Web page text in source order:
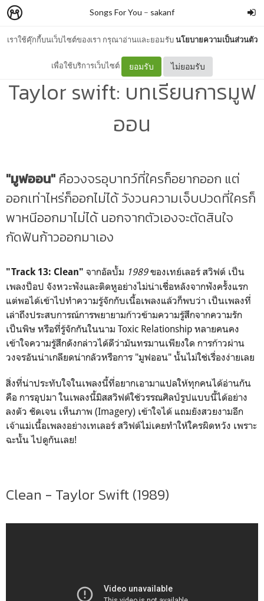
เราใช้คุ๊กกี้บนเว็บไซต์ของเรา กรุณาอ่านและยอมรับนโยบายความเป็นส่วนตัว
เพื่อใช้บริการเว็บไซต์ ยอมรับ ไม่ยอมรับ
Songs For You – sakanf
แปลเพลง-วิเคราะห์ Clean -
Taylor swift: บทเรียนการมูฟ
ออน
"มูฟออน" คือวงจรอุบาทว์ที่ใครก็อยากออก แต่
ออกเท่าไหร่ก็ออกไม่ได้ วังวนความเจ็บปวดที่ใครก็
พาหนีออกมาไม่ได้ นอกจากตัวเองจะตัดสินใจ
กัดฟันก้าวออกมาเอง
"Track 13: Clean" จากอัลบั้ม 1989ของเทย์เลอร์ สวิฟต์ เป็น
เพลงป็อป จังหวะฟังและติดหูอย่างไม่น่าเชื่อหลังจากฟังครั้งแรก
แต่พอได้เข้าไปทำความรู้จักกับเนื้อเพลงแล้วก็พบว่า เป็นเพลงที่
เล่าถึงประสบการณ์การพยายามก้าวข้ามความรู้สึกจากความรัก
เป็นพิษ หรือที่รู้จักกันในนาม Toxic Relationship หลายคนคง
เข้าใจความรู้สึกดังกล่าวได้ดีว่ามันทรมานเพียงใด การก้าวผ่าน
วงจรอันน่าเกลียดน่ากลัวหรือการ "มูฟออน" นั้นไม่ใช่เรื่องง่ายเลย
สิ่งที่น่าประทับใจในเพลงนี้ที่อยากเอามาแปลให้ทุกคนได้อ่านกัน
คือ การอุปมา ในเพลงนี้มิสสวิฟต์ใช้วรรณศิลป์รูปแบบนี้ได้อย่าง
ลงตัว ชัดเจน เห็นภาพ (Imagery) เข้าใจได้ แถมยังสวยงามอีก
เจ้าแม่เนื้อเพลงอย่างเทเลอร์ สวิฟต์ไม่เคยทำให้ใครผิดหวัง เพราะ
ฉะนั้น ไปดูกันเลย!
Clean - Taylor Swift (1989)